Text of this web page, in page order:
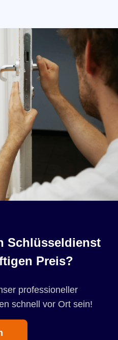
Schlüsseldienst
Preis?
professioneller
schnell vor Ort sein!